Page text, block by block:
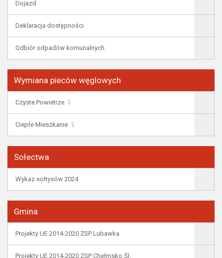
Dojazd
Deklaracja dostępności
Odbiór odpadów komunalnych
Wymiana pieców węglowych
Czyste Powietrze
Ciepłe Mieszkanie
Sołectwa
Wykaz sołtysów 2024
Gmina
Projekty UE 2014-2020 ZSP Lubawka
Projekty UE 2014-2020 ZSP Chełmsko Śl.